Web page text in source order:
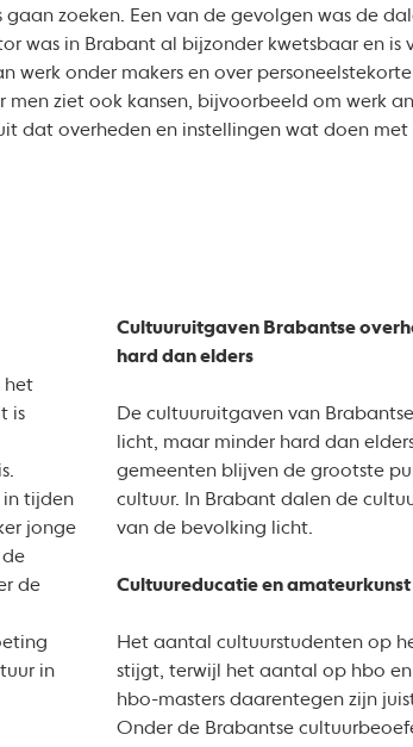
zoeken. Een van de gevolgen was de
was in Brabant al bijzonder kwetsbaar en is
werk onder makers en over
ziet ook kansen, bijvoorbeeld om werk
dat overheden en instellingen wat doen
het
is
in tijden
jonge
de
de
in
Cultuuruitgaven Brabantse
hard dan elders
De cultuuruitgaven van
licht, maar minder hard dan
gemeenten blijven de grootste
cultuur. In Brabant dalen de
van de bevolking licht.
Cultuureducatie en amateurkunst
Het aantal cultuurstudenten op
stijgt, terwijl het aantal op hbo
hbo-masters daarentegen zijn
Onder de Brabantse